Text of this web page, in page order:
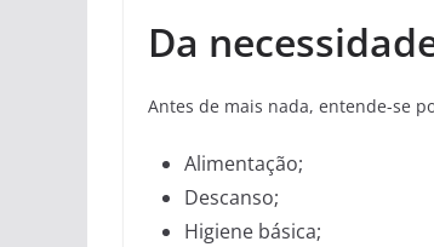
Da
Antes de mais nada, entende-se
Alimentação;
Descanso;
Higiene básica;